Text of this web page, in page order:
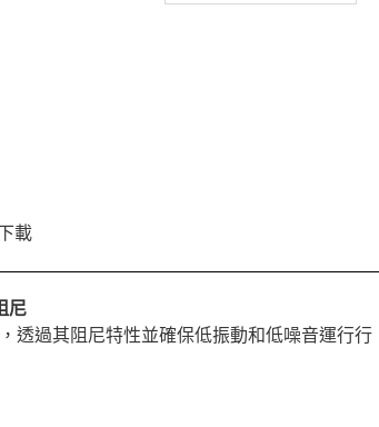
載
尼
透過其阻尼特性並確保低振動和低噪音運行行